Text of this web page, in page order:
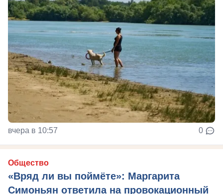
вчера в 10:57 0
Общество
«Вряд ли вы поймёте»: Маргарита
Симоньян ответила на провокационный